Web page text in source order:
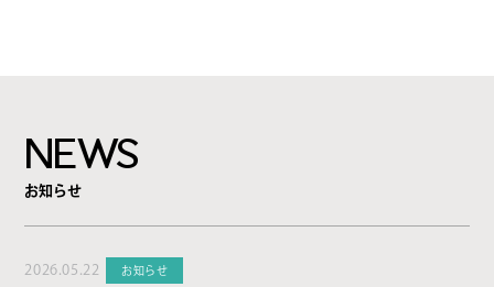
NEWS
お知らせ
2026.05.22 お知らせ